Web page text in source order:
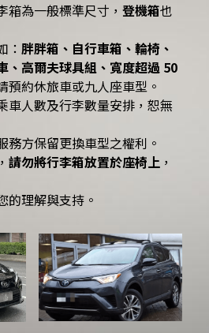
箱為一般標準尺寸， 登機箱也
： 胖胖箱、自行車箱、輪椅、
、高爾夫球具組、寬度超過 50
預約休旅車或九人座車型。
車人數及行李數量安排，恕無
務方保留更換車型之權利。
請勿將行李箱放置於座椅上 ，
的理解與支持。